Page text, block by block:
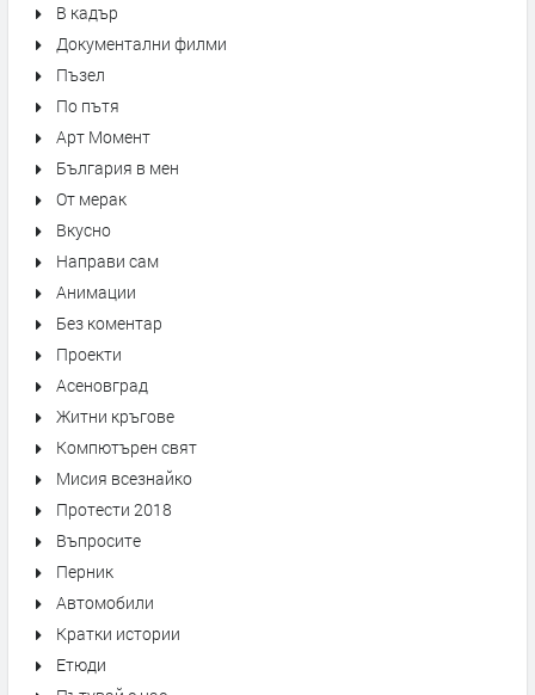
В кадър
Документални филми
Пъзел
По пътя
Арт Момент
България в мен
От мерак
Вкусно
Направи сам
Анимации
Без коментар
Проекти
Асеновград
Житни кръгове
Компютърен свят
Мисия всезнайко
Протести 2018
Въпросите
Перник
Автомобили
Кратки истории
Етюди